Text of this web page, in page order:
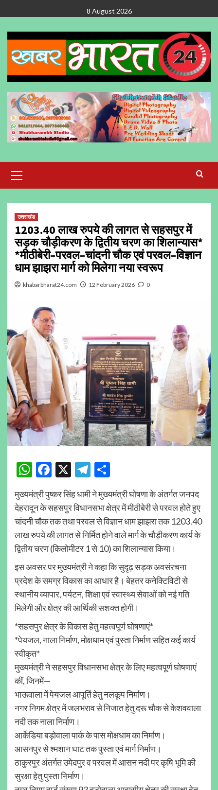
to
content
8 August 2026
Menu
उत्तराखंड
1203.40 लाख रुपये की लागत से सहसपुर में
सड़क चौड़ीकरण के द्वितीय चरण का शिलान्यास*
*मीठीबेरी–परवल–चांदनी चौक एवं परवल–विज्ञान
धाम झाझरा मार्ग को मिलेगा नया स्वरूप
khabarbharat24.com 12 February 2026 0
WhatsApp
Facebook
X Telegram
मुख्यमंत्री पुष्कर सिंह धामी ने मुख्यमंत्री घोषणा के अंतर्गत जनपद
देहरादून के सहसपुर विधानसभा क्षेत्र में मीठीबेरी से परवल होते हुए
चांदनी चौक तक तथा परवल से विज्ञान धाम झाझरा तक 1203.40
लाख रुपये की लागत से निर्मित होने वाले मार्ग के चौड़ीकरण कार्य के
द्वितीय चरण (किलोमीटर 1 से 10) का शिलान्यास किया।
इस अवसर पर मुख्यमंत्री ने कहा कि सुदृढ़ सड़क अवसंरचना
प्रदेश के समग्र विकास का आधार है। बेहतर कनेक्टिविटी से
स्थानीय व्यापार, पर्यटन, शिक्षा एवं स्वास्थ्य सेवाओं को नई गति
मिलेगी और क्षेत्र की आर्थिकी सशक्त होगी।
*सहसपुर क्षेत्र के विकास हेतु महत्वपूर्ण घोषणाएं*
*पेयजल, नाला निर्माण, मोक्षधाम एवं पुस्ता निर्माण सहित कई कार्य
स्वीकृत*
मुख्यमंत्री ने सहसपुर विधानसभा क्षेत्र के लिए महत्वपूर्ण घोषणाएं
कीं, जिनमें—
भाऊवाला में पेयजल आपूर्ति हेतु नलकूप निर्माण।
नगर निगम क्षेत्र में जलभराव से निजात हेतु दरू चौक से केशववाला
नदी तक नाला निर्माण।
आर्केडिया बड़ोवाला पार्क के पास मोक्षधाम का निर्माण।
आसनपुर से श्मशान घाट तक पुस्ता एवं मार्ग निर्माण।
ठाकुरपुर अंतर्गत उमेदपुर व परवल में आसन नदी पर कृषि भूमि की
सुरक्षा हेतु पुस्ता निर्माण।